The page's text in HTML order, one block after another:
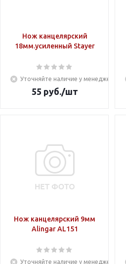
Нож канцелярский
18мм.усиленный Stayer
Уточняйте наличие у менеджера
55 руб./шт
Нож канцелярский 9мм
Alingar AL151
Уточняйте наличие у менеджера